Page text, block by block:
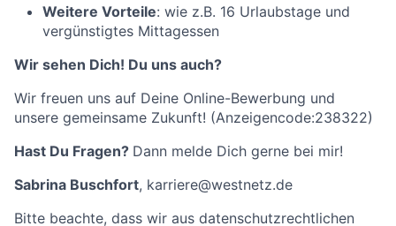
Weitere Vorteile: wie z.B. 16 Urlaubstage und
vergünstigtes Mittagessen
Wir sehen Dich! Du uns auch?
Wir freuen uns auf Deine Online-Bewerbung und
unsere gemeinsame Zukunft! (Anzeigencode:238322)
Hast Du Fragen? Dann melde Dich gerne bei mir!
Sabrina Buschfort, karriere@westnetz.de
Bitte beachte, dass wir aus datenschutzrechtlichen